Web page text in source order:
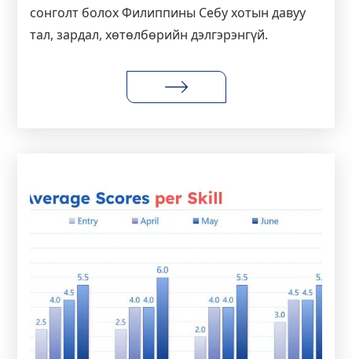
сонголт болох Филиппины Себу хотын давуу
тал, зардал, хөтөлбөрийн дэлгэрэнгүй.